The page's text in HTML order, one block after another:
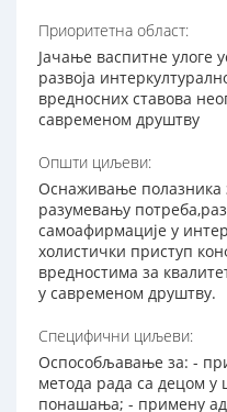
Приоритетна област:
Јачање васпитне улоге
развоја
вредносних ставова
савременом друштву
Општи циљеви:
Оснаживање полазника
разумевању
самоафирмације у
холистички приступ
вредностима за
у савременом друштву.
Специфични циљеви:
Оспособљавање за: -
метода рада са децом у
понашања; - примену